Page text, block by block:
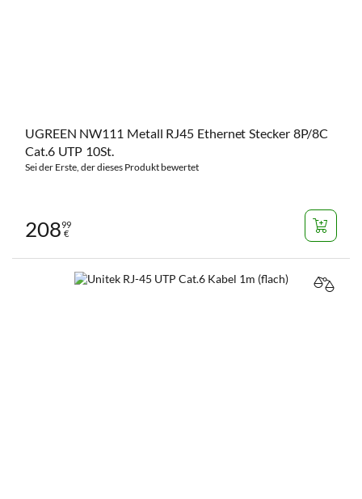
UGREEN NW111 Metall RJ45 Ethernet Stecker 8P/8C
Cat.6 UTP 10St.
Sei der Erste, der dieses Produkt bewertet
20899
€